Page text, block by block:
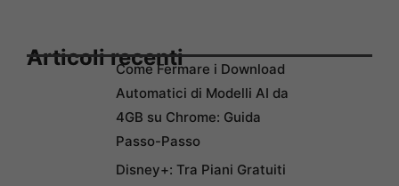
Articoli recentiCome Fermare i Download
Automatici di Modelli AI da
4GB su Chrome: Guida
Passo-Passo
Disney+: Tra Piani Gratuiti